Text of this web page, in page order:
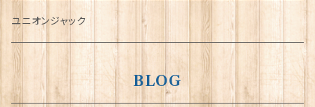
指貫(シンブル)
ユニオンジャック
BLOG